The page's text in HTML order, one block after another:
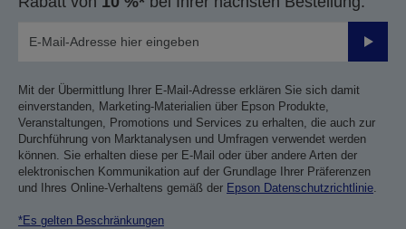
Mit der Übermittlung Ihrer E-Mail-Adresse erklären Sie sich damit
einverstanden, Marketing-Materialien über Epson Produkte,
Veranstaltungen, Promotions und Services zu erhalten, die auch zur
Durchführung von Marktanalysen und Umfragen verwendet werden
können. Sie erhalten diese per E-Mail oder über andere Arten der
elektronischen Kommunikation auf der Grundlage Ihrer Präferenzen
und Ihres Online-Verhaltens gemäß der Epson Datenschutzrichtlinie.
*Es gelten Beschränkungen